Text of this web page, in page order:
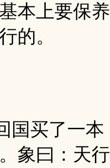
本上要保
的。
国买了一
象曰：天